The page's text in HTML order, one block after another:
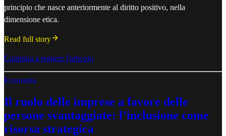
principio che nasce anteriormente al diritto positivo, nella
dimensione etica.
Read full story
Continua a leggere l'articolo
Economia
Il ruolo delle imprese a favore delle
persone svantaggiate: l’inclusione come
risorsa strategica